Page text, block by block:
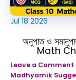
Jul 18 2026
অনুপাত ও
Math
Leave a Comment
Madhyamik